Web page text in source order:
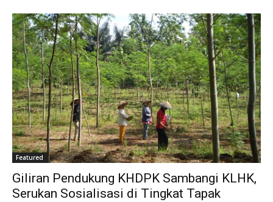
Featured
Giliran Pendukung KHDPK Sambangi KLHK,
Serukan Sosialisasi di Tingkat Tapak